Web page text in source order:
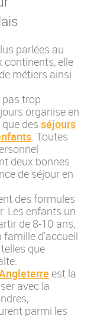
parlées au
continents, elle
métiers ainsi
trop
organise en
des séjours
. Toutes
deux bonnes
de séjour en
des formules
Les enfants un
de 8-10 ans,
famille d'accueil
que
est la
avec la
parmi les